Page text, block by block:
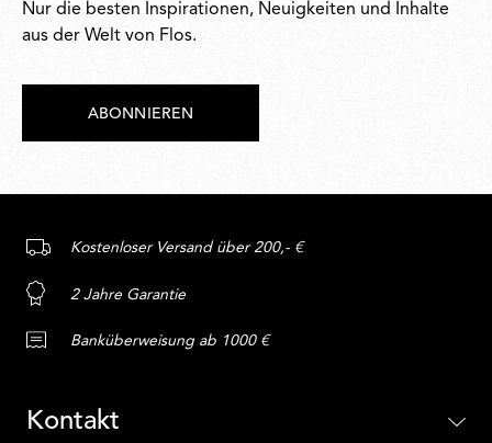
Nur die besten Inspirationen, Neuigkeiten und Inhalte
aus der Welt von Flos.
ABONNIEREN
Kostenloser Versand über 200,- €
2 Jahre Garantie
Banküberweisung ab 1000 €
Kontakt